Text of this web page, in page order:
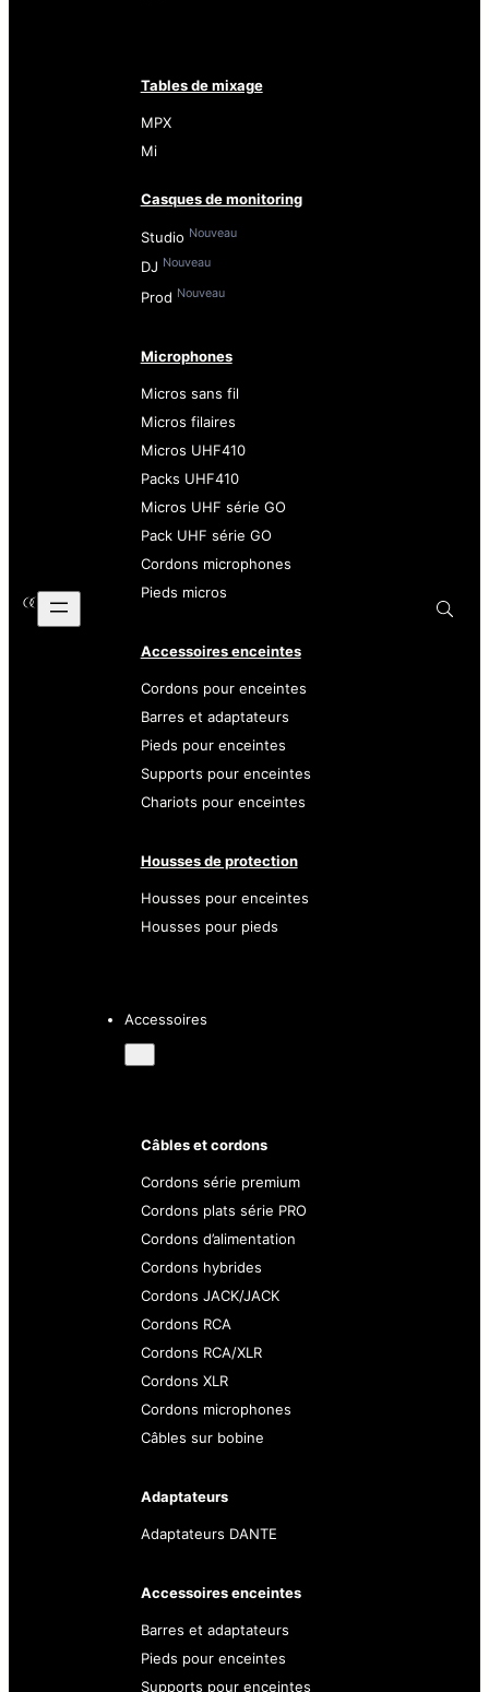
Tables de mixage
MPX
Mi
Casques de monitoring
Studio Nouveau
DJ Nouveau
Prod Nouveau
Microphones
Micros sans fil
Micros filaires
Micros UHF410
Packs UHF410
Micros UHF série GO
Pack UHF série GO
Cordons microphones
Pieds micros
Accessoires enceintes
Cordons pour enceintes
Barres et adaptateurs
Pieds pour enceintes
Supports pour enceintes
Chariots pour enceintes
Housses de protection
Housses pour enceintes
Housses pour pieds
Accessoires
Câbles et cordons
Cordons série premium
Cordons plats série PRO
Cordons d’alimentation
Cordons hybrides
Cordons JACK/JACK
Cordons RCA
Cordons RCA/XLR
Cordons XLR
Cordons microphones
Câbles sur bobine
Adaptateurs
Adaptateurs DANTE
Accessoires enceintes
Barres et adaptateurs
Pieds pour enceintes
Supports pour enceintes